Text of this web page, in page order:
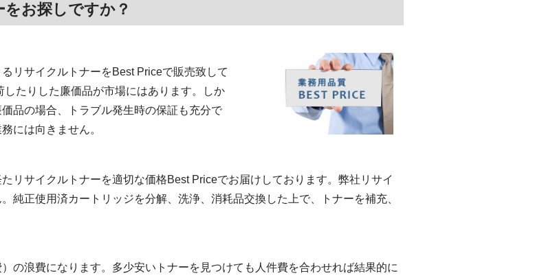
お探しですか？
リサイクルトナーをBest Priceで販売致して
たりした廉価品が市場にはあります。しか
品の場合、トラブル発生時の保証も充分で
には向きません。
リサイクルトナーを適切な価格Best Priceでお届けしております。弊社リサイ
純正使用済カートリッジを分解、洗浄、消耗品交換した上で、トナーを補充、
の浪費になります。多少安いトナーを見つけても人件費を合わせれば結果的に